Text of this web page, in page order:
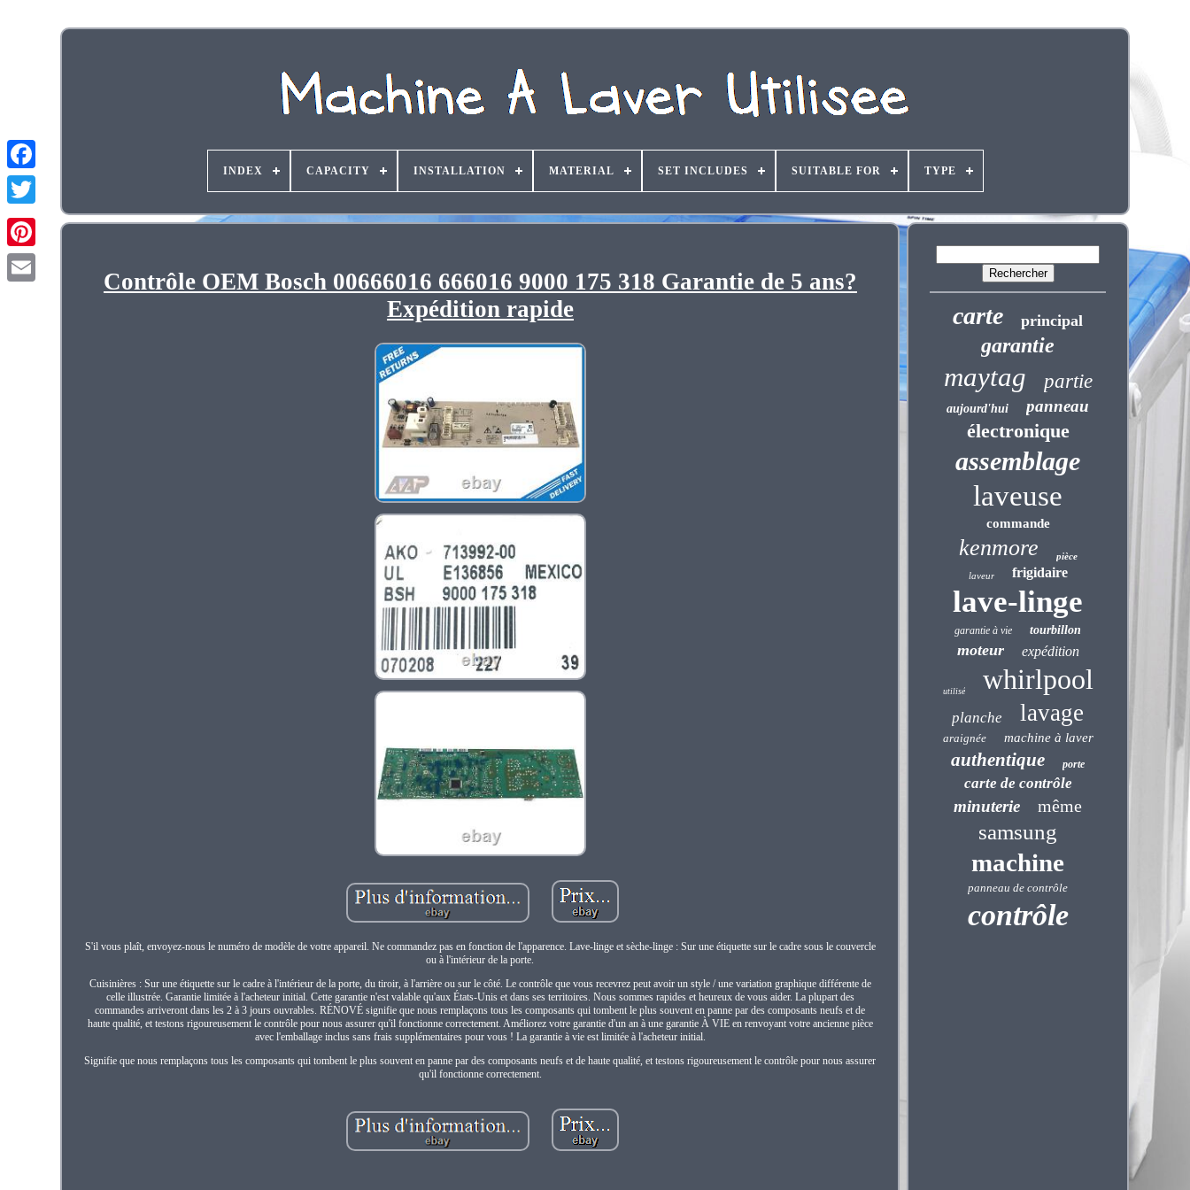
INDEX CAPACITY INSTALLATION MATERIAL SET INCLUDES SUITABLE FOR TYPE
Contrôle OEM Bosch 00666016 666016 9000 175 318 Garantie de 5 ans?
Expédition rapide
S'il vous plaît, envoyez-nous le numéro de modèle de votre appareil. Ne commandez pas en fonction de l'apparence. Lave-linge et sèche-linge : Sur une étiquette sur le cadre sous le couvercle
ou à l'intérieur de la porte.
Cuisinières : Sur une étiquette sur le cadre à l'intérieur de la porte, du tiroir, à l'arrière ou sur le côté. Le contrôle que vous recevrez peut avoir un style / une variation graphique différente de
celle illustrée. Garantie limitée à l'acheteur initial. Cette garantie n'est valable qu'aux États-Unis et dans ses territoires. Nous sommes rapides et heureux de vous aider. La plupart des
commandes arriveront dans les 2 à 3 jours ouvrables. RÉNOVÉ signifie que nous remplaçons tous les composants qui tombent le plus souvent en panne par des composants neufs et de
haute qualité, et testons rigoureusement le contrôle pour nous assurer qu'il fonctionne correctement. Améliorez votre garantie d'un an à une garantie À VIE en renvoyant votre ancienne pièce
avec l'emballage inclus sans frais supplémentaires pour vous ! La garantie à vie est limitée à l'acheteur initial.
Signifie que nous remplaçons tous les composants qui tombent le plus souvent en panne par des composants neufs et de haute qualité, et testons rigoureusement le contrôle pour nous assurer
qu'il fonctionne correctement.
carte principal
garantie
maytag partie
aujourd'hui panneau
électronique
assemblage
laveuse
commande
kenmore
pièce
laveur
frigidaire
lave-linge
garantie à vie tourbillon
moteur expédition
utilisé whirlpool
planche lavage
araignée machine à laver
authentique porte
carte de contrôle
minuterie même
samsung
machine
panneau de contrôle
contrôle